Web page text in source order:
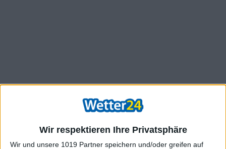
Wir respektieren Ihre Privatsphäre
Wir und unsere 1019 Partner speichern und/oder greifen auf